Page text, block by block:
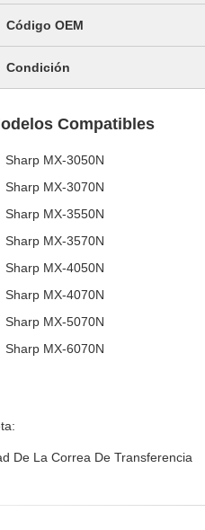
Código OEM
Condición
Compatibles
Sharp MX-3050N
Sharp MX-3070N
Sharp MX-3550N
Sharp MX-3570N
Sharp MX-4050N
Sharp MX-4070N
Sharp MX-5070N
Sharp MX-6070N
De La Correa De Transferencia